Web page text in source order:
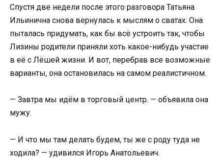
Спустя две недели после этого разговора Татьяна
Ильинична снова вернулась к мыслям о сватах. Она
пыталась придумать, как бы всё устроить так, чтобы
Лизины родители приняли хоть какое-нибудь участие
в её с Лёшей жизни. И вот, перебрав все возможные
варианты, она остановилась на самом реалистичном.
— Завтра мы идём в торговый центр. — объявила она
мужу.
— И что мы там делать будем, ты же с роду туда не
ходила? — удивился Игорь Анатольевич.